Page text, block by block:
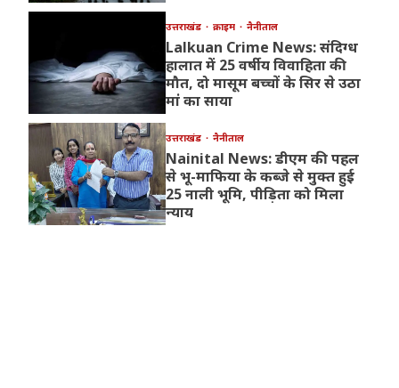
उत्तराखंड क्राइम नैनीताल
Lalkuan Crime News: संदिग्ध
हालात में 25 वर्षीय विवाहिता की
मौत, दो मासूम बच्चों के सिर से उठा
मां का साया
उत्तराखंड नैनीताल
Nainital News: डीएम की पहल
से भू-माफिया के कब्जे से मुक्त हुई
25 नाली भूमि, पीड़िता को मिला
न्याय